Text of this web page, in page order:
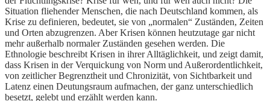
Situation fliehender Menschen, die nach Deutschland kommen, als
Krise zu definieren, bedeutet, sie von „normalen“ Zuständen, Zeiten
und Orten abzugrenzen. Aber Krisen können heutzutage gar nicht
mehr außerhalb normaler Zuständen gesehen werden. Die
Ethnologie beschreibt Krisen in ihrer Alltäglichkeit, und zeigt damit,
dass Krisen in der Verquickung von Norm und Außerordentlichkeit,
von zeitlicher Begrenztheit und Chronizität, von Sichtbarkeit und
Latenz einen Deutungsraum aufmachen, der ganz unterschiedlich
besetzt, gelebt und erzählt werden kann.